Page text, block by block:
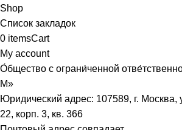
Shop
Список закладок
0 itemsCart
My account
О́бщество с ограни́ченной
М»
Юридический адрес: 107589, г. Москва,
22, корп. 3, кв. 366